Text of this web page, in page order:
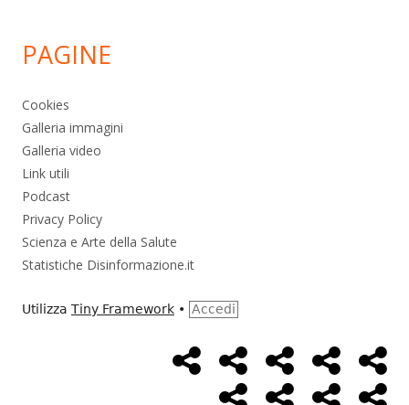
PAGINE
Cookies
Galleria immagini
Galleria video
Link utili
Podcast
Privacy Policy
Scienza e Arte della Salute
Statistiche Disinformazione.it
Utilizza Tiny Framework • Accedi
MenùHome
Page
Alimentazione
AmbienteBambini
Cancro ControlloEconomia